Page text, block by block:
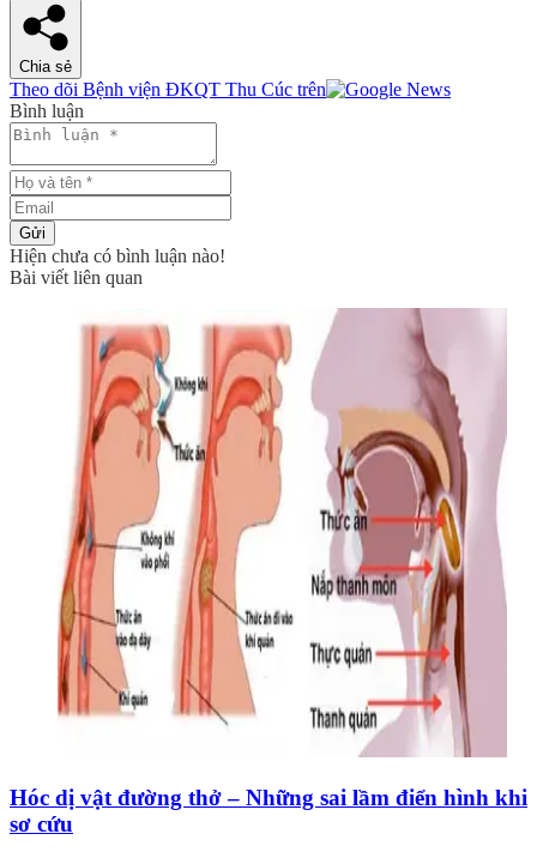
Chia sẻ
Theo dõi Bệnh viện ĐKQT Thu Cúc trên
Bình luận
Gửi
Hiện chưa có bình luận nào!
Bài viết liên quan
Hóc dị vật đường thở – Những sai lầm điển hình khi
sơ cứu